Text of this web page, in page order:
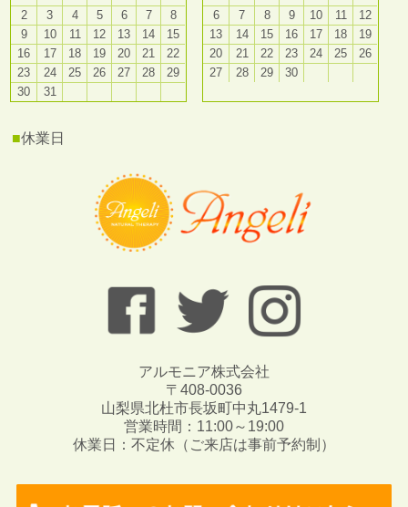
2
3 4 5 6 7
8
9
10 11 12 13 14
15
16
17 18 19 20 21
22
23
24 25 26 27 28
29
30
31
6
7 8 9 10 11
12
13
14 15 16 17 18
19
20
21 22 23 24 25
26
27
28 29 30
■休業日
アルモニア株式会社
〒408-0036
山梨県北杜市長坂町中丸1479-1
営業時間：11:00～19:00
休業日：不定休（ご来店は事前予約制）